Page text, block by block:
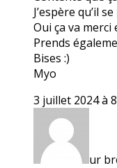
J’espère qu’il
Oui ça va merci
Prends
Bises :)
Myo
3 juillet 2024 à
ur